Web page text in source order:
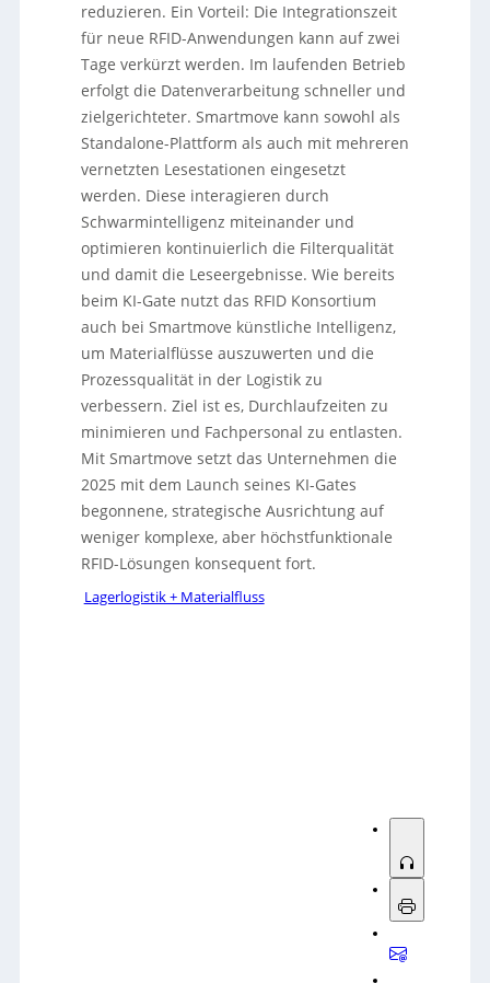
reduzieren. Ein Vorteil: Die Integrationszeit
für neue RFID-Anwendungen kann auf zwei
Tage verkürzt werden. Im laufenden Betrieb
erfolgt die Datenverarbeitung schneller und
zielgerichteter. Smartmove kann sowohl als
Standalone-Plattform als auch mit mehreren
vernetzten Lesestationen eingesetzt
werden. Diese interagieren durch
Schwarmintelligenz miteinander und
optimieren kontinuierlich die Filterqualität
und damit die Leseergebnisse. Wie bereits
beim KI-Gate nutzt das RFID Konsortium
auch bei Smartmove künstliche Intelligenz,
um Materialflüsse auszuwerten und die
Prozessqualität in der Logistik zu
verbessern. Ziel ist es, Durchlaufzeiten zu
minimieren und Fachpersonal zu entlasten.
Mit Smartmove setzt das Unternehmen die
2025 mit dem Launch seines KI-Gates
begonnene, strategische Ausrichtung auf
weniger komplexe, aber höchstfunktionale
RFID-Lösungen konsequent fort.
Lagerlogistik + Materialfluss